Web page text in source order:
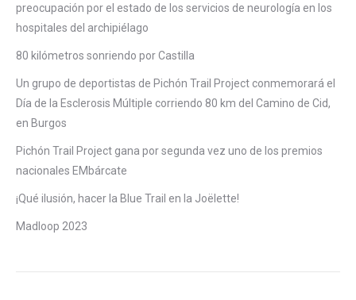
preocupación por el estado de los servicios de neurología en los
hospitales del archipiélago
80 kilómetros sonriendo por Castilla
Un grupo de deportistas de Pichón Trail Project conmemorará el
Día de la Esclerosis Múltiple corriendo 80 km del Camino de Cid,
en Burgos
Pichón Trail Project gana por segunda vez uno de los premios
nacionales EMbárcate
¡Qué ilusión, hacer la Blue Trail en la Joëlette!
Madloop 2023